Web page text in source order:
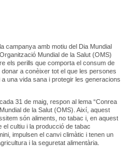
campanya amb motiu del Dia Mundial
Mundial de la Salut (OMS)
els perills que comporta el consum de
a conèixer tot el que les persones
una vida sana i protegir les generacions
31 de maig, respon al lema “Conrea
de la Salut (OMS). Així, aquest
són aliments, no tabac i, en aquest
cultiu i la producció de tabac
impulsen el canvi climàtic i tenen un
i la seguretat alimentària.